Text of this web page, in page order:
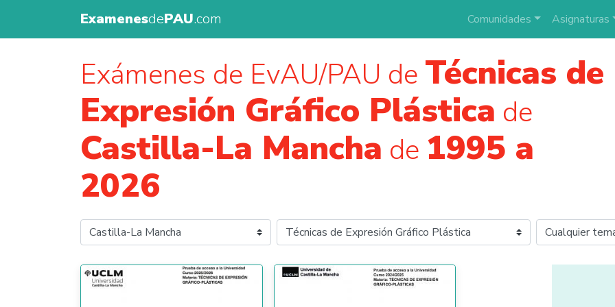
ExamenesdePAU.com Comunidades Asignaturas
Exámenes de EvAU/PAU de Técnicas de
Expresión Gráfico Plástica de
Castilla-La Mancha de 1995 a
2026